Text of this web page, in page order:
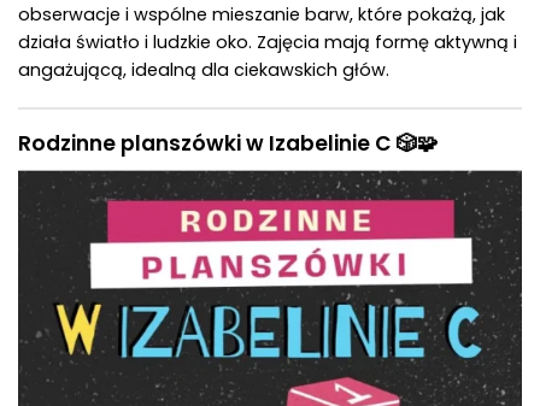
obserwacje i wspólne mieszanie barw, które pokażą, jak
działa światło i ludzkie oko. Zajęcia mają formę aktywną i
angażującą, idealną dla ciekawskich głów.
Rodzinne planszówki w Izabelinie C 🎲🧩